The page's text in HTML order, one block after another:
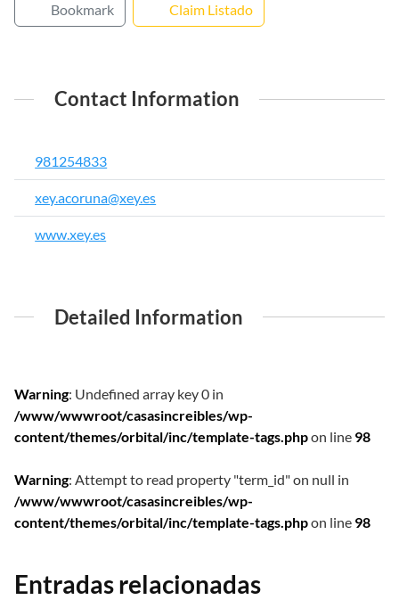
Bookmark Claim Listado
Contact Information
981254833
xey.acoruna@xey.es
www.xey.es
Detailed Information
Warning: Undefined array key 0 in
/www/wwwroot/casasincreibles/wp-
content/themes/orbital/inc/template-tags.phpon line 98
Warning: Attempt to read property "term_id" on null in
/www/wwwroot/casasincreibles/wp-
content/themes/orbital/inc/template-tags.phpon line 98
Entradas relacionadas